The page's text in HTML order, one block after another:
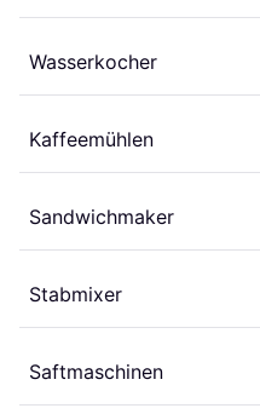
Wasserkocher
Kaffeemühlen
Sandwichmaker
Stabmixer
Saftmaschinen